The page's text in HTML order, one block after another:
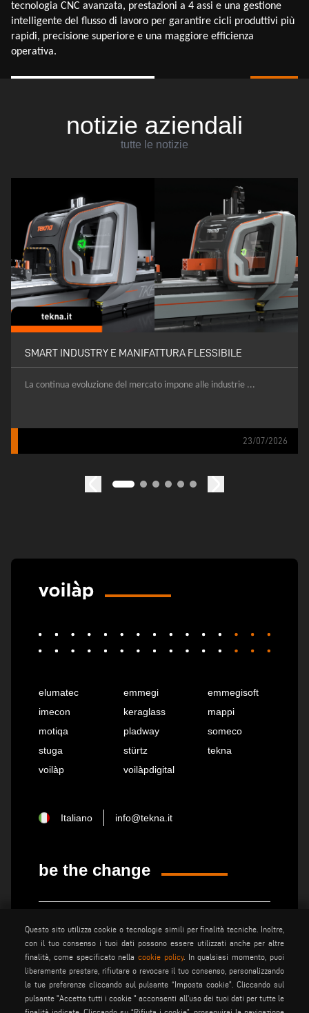
tecnologia CNC avanzata, prestazioni a 4 assi e una gestione
intelligente del flusso di lavoro per garantire cicli produttivi più
rapidi, precisione superiore e una maggiore efficienza
operativa.
notizie aziendali
tutte le notizie
SMART INDUSTRY E MANIFATTURA FLESSIBILE
La continua evoluzione del mercato impone alle industrie ...
23/07/2026
elumatec emmegi
emmegisoft
imecon
keraglass
mappi
motiqa
pladway
someco
stuga
stürtz
tekna
voilàp
voilàpdigital
Italiano info@tekna.it
be the change
condizioni generali di vendita
condizioni generali di
impostazione cookies
Questo sito utilizza cookie o tecnologie simili per finalità tecniche. Inoltre,
con il tuo consenso i tuoi dati possono essere utilizzati anche per altre
finalità, come specificato nellacookie policy. In qualsiasi momento, puoi
liberamente prestare, rifiutare o revocare il tuo consenso, personalizzando
le tue preferenze cliccando sul pulsante “Imposta cookie”. Cliccando sul
pulsante "Accetta tutti i cookie " acconsenti all'uso dei tuoi dati per tutte le